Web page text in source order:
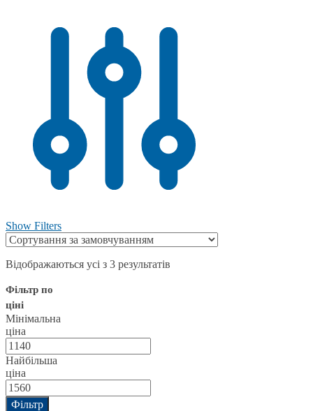
Show Filters
Відображаються усі з 3 результатів
Фільтр по
ціні
Мінімальна
ціна
Найбільша
ціна
Фільтр